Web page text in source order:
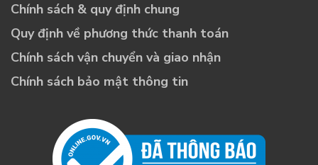
Chính sách & quy định chung
Quy định về phương thức thanh toán
Chính sách vận chuyển và giao nhận
Chính sách bảo mật thông tin